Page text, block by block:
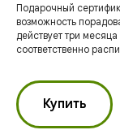
Подарочный
возможность
действует три
соответственно
Купить